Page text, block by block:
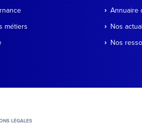
métiers
Annuaire
Nos
Nos
LÉGALES